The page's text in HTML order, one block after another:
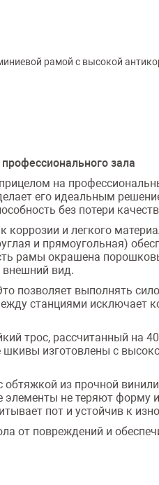
рамой с высокой
зала
на
его идеальным
без потери
коррозии и легкого
и прямоугольная)
рамы окрашена
внешний вид.
позволяет выполнять
станциями исключает
трос, рассчитанный на
шкивы изготовлены с
из прочной
не теряют форму
пот и устойчив к
повреждений и